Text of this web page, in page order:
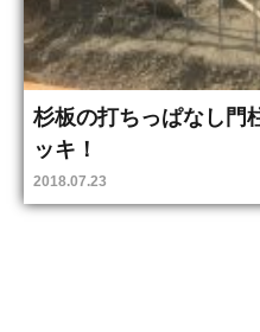
杉板の打ちっぱなし門
ッキ！
2018.07.23